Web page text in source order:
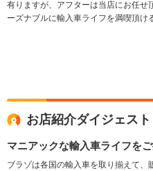
有りますが、アフターは当店にお任せ
ーズナブルに輸入車ライフを満喫頂け
お店紹介ダイジェスト
マニアックな輸入車ライフをご
ブラゾは各国の輸入車を取り揃えて